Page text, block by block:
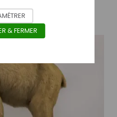
& FERMER